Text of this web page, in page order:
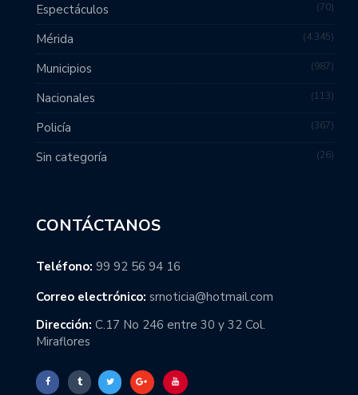
Espectáculos 70
Mérida 4.345
Municipios 987
Nacionales 113
Policía 367
Sin categoría 26
CONTÁCTANOS
Teléfono: 99 92 56 94 16
Correo electrónico: srnoticia@hotmail.com
Dirección: C.17 No 246 entre 30 y 32 Col.
Miraflores